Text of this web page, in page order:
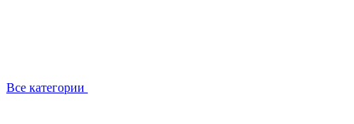
Все категории